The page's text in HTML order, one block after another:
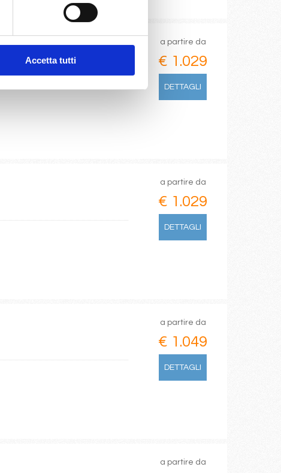
Accetta tutti
a partire da
€ 1.029
DETTAGLI
a partire da
€ 1.029
DETTAGLI
a partire da
€ 1.049
DETTAGLI
a partire da